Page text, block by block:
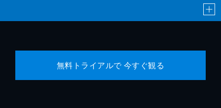
無料トライアルで 今すぐ観る